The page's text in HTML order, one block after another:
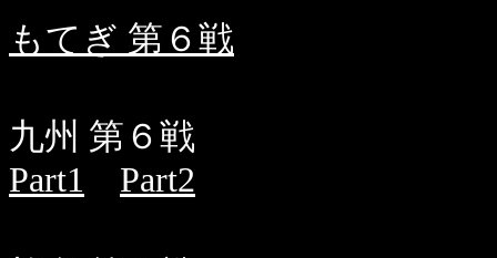
もてぎ 第６戦
九州 第６戦
Part1
Part2